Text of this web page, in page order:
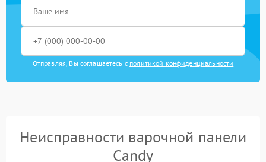
Отправляя, Вы соглашаетесь с политикой конфиденциальности
Неисправности варочной панели
Candy